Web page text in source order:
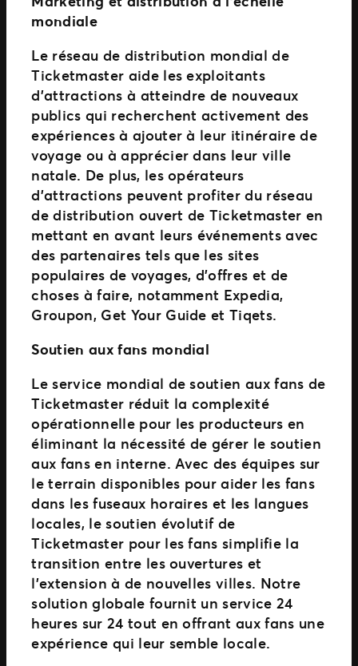
mondiale
Le réseau de distribution mondial de
Ticketmaster aide les exploitants
d’attractions à atteindre de nouveaux
publics qui recherchent activement des
expériences à ajouter à leur itinéraire de
voyage ou à apprécier dans leur ville
natale. De plus, les opérateurs
d’attractions peuvent profiter du réseau
de distribution ouvert de Ticketmaster en
mettant en avant leurs événements avec
des partenaires tels que les sites
populaires de voyages, d’offres et de
choses à faire, notamment Expedia,
Groupon, Get Your Guide et Tiqets.
Soutien aux fans mondial
Le service mondial de soutien aux fans de
Ticketmaster réduit la complexité
opérationnelle pour les producteurs en
éliminant la nécessité de gérer le soutien
aux fans en interne. Avec des équipes sur
le terrain disponibles pour aider les fans
dans les fuseaux horaires et les langues
locales, le soutien évolutif de
Ticketmaster pour les fans simplifie la
transition entre les ouvertures et
l’extension à de nouvelles villes. Notre
solution globale fournit un service 24
heures sur 24 tout en offrant aux fans une
expérience qui leur semble locale.